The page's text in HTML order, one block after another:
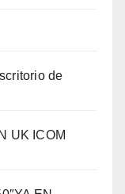
de
UK ICOM